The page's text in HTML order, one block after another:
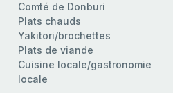
Comté de Donburi
Plats chauds
Yakitori/brochettes
Plats de viande
Cuisine locale/gastronomie
locale